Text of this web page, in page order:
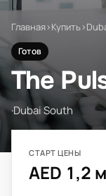
Главная›Купить›
Готов
The
·Dubai South
СТАРТ ЦЕНЫ
AED 1,2